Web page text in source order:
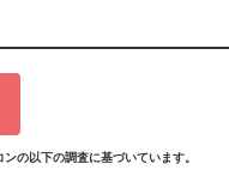
の以下の調査に基づいています。